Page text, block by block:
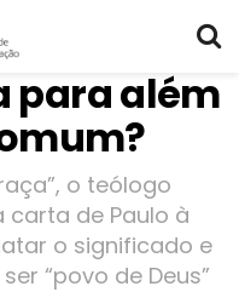
para além
o teólogo
carta de Paulo à
o significado e
“povo de Deus”